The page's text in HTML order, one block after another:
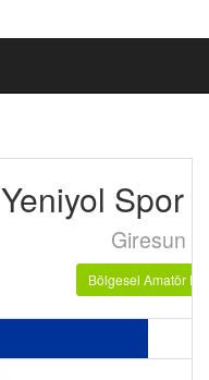
Yeniyol Spor
Giresun
Bölgesel Amatör Lig